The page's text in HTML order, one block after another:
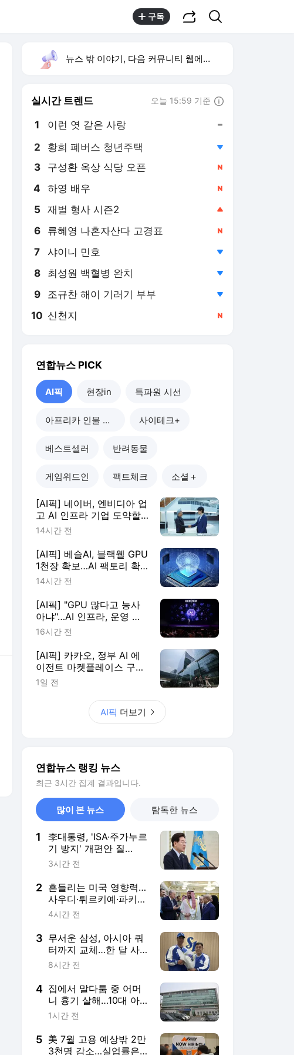
구독
뉴스 밖 이야기, 다음 커뮤니티 웹에서 보기
실시간 트렌드 오늘 15:59 기준
1 이런 엿 같은 사랑
2 황희 폐버스 청년주택
3 구성환 옥상 식당 오픈
4 하영 배우
5 재벌 형사 시즌2
6 류혜영 나혼자산다 고경표
7 샤이니 민호
8 최성원 백혈병 완치
9 조규찬 해이 기러기 부부
10 신천지
연합뉴스 PICK
AI픽 현장in 특파원 시선
아프리카 인물 열전 사이테크+
베스트셀러 반려동물
게임위드인 팩트체크 소셜＋
[AI픽] 네이버, 엔비디아 업
고 AI 인프라 기업 도약할
까
14시간 전
[AI픽] 베슬AI, 블랙웰 GPU
1천장 확보…AI 팩토리 확
장
14시간 전
[AI픽] "GPU 많다고 능사
아냐"…AI 인프라, 운영 효
율이 판가름
16시간 전
[AI픽] 카카오, 정부 AI 에
이전트 마켓플레이스 구축
한다
1일 전
AI픽 더보기
연합뉴스 랭킹 뉴스
최근 3시간 집계 결과입니다.
많이 본 뉴스 탐독한 뉴스
1
李대통령, 'ISA·주가누르
기 방지' 개편안 질
타…"전면 재검토"
3시간 전
2 흔들리는 미국 영향력…
사우디·튀르키예·파키스
탄, 공동방위조약
4시간 전
3 무서운 삼성, 아시아 쿼
터까지 교체…한 달 사
이 외인 3명 영입
8시간 전
4 집에서 말다툼 중 어머
니 흉기 살해…10대 아
들 체포
1시간 전
5 美 7월 고용 예상밖 2만
3천명 감소…실업률은